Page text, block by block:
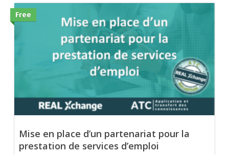
Free
Mise en place d’un partenariat pour la
prestation de services d’emploi